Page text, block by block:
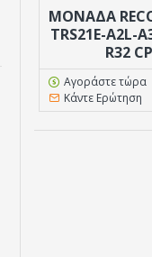
ΜΟΝΑΔΑ
TRS21E-A2L-
R32
Αγοράστε τώρα
Κάντε Ερώτηση